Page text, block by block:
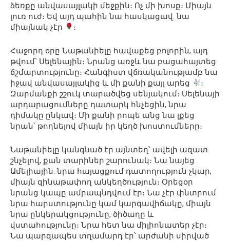
ձեռքը անվասայլակի մեջքին։ Ոչ մի խոսք։ Միայն
լուռ ուժ։ Եվ այդ պահին նա հասկացավ. նա
միայնակ չէր
։
Հաջորդ օրը Նաթանիելը հավաքեց բոլորին, այդ
թվում՝ Սելենային։ Նրանց առջև նա բացահայտեց
ճշմարտությունը։ Հանգիստ վճռականությամբ նա
իջավ անվասայլակից և մի քանի քայլ արեց
։
Զարմանքի շշուկ տարածվեց սենյակում։ Սելենայի
արդարացումները դատարկ հնչեցին, նրա
դիմակը ընկավ։ Մի քանի րոպե անց նա լքեց
նրան՝ թողնելով միայն իր կեղծ խոստումները։
Նաթանիելը կանգնած էր այնտեղ՝ ավելի ազատ
շնչելով, քան տարիներ շարունակ։ Նա նայեց
Ամելիային. նրա հայացքում դատողություն չկար,
միայն զինաթափող անկեղծություն։ Օրեցօր
նրանց կապը ամրապնդվում էր։ Նա չէր փնտրում
նրա հարստությունը կամ կարգավիճակը, միայն
նրա ընկերակցությունը, ծիծաղը և
վստահությունը։ Նրա հետ նա միլիոնատեր չէր։
Նա պարզապես տղամարդ էր՝ արժանի սիրված